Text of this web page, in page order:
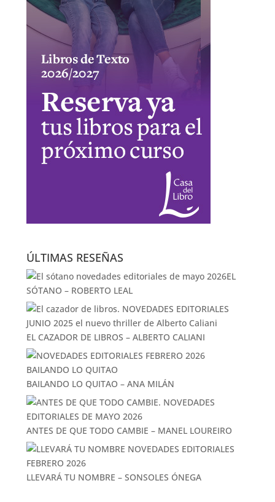
ÚLTIMAS RESEÑAS
EL
SÓTANO – ROBERTO LEAL
EL CAZADOR DE LIBROS – ALBERTO CALIANI
BAILANDO LO QUITAO – ANA MILÁN
ANTES DE QUE TODO CAMBIE – MANEL LOUREIRO
LLEVARÁ TU NOMBRE – SONSOLES ÓNEGA